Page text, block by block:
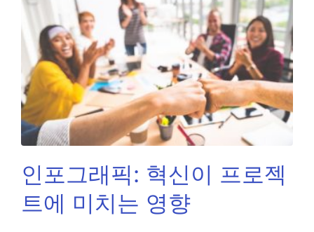
인포그래픽: 혁신이 프로젝
트에 미치는 영향